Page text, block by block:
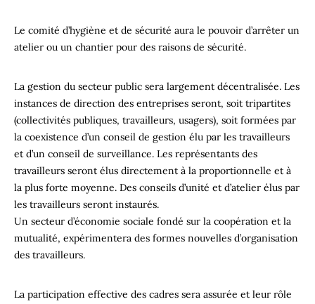
Le comité d’hygiène et de sécurité aura le pouvoir d’arrêter un
atelier ou un chantier pour des raisons de sécurité.
La gestion du secteur public sera largement décentralisée. Les
instances de direction des entreprises seront, soit tripartites
(collectivités publiques, travailleurs, usagers), soit formées par
la coexistence d’un conseil de gestion élu par les travailleurs
et d’un conseil de surveillance. Les représentants des
travailleurs seront élus directement à la proportionnelle et à
la plus forte moyenne. Des conseils d’unité et d’atelier élus par
les travailleurs seront instaurés.
Un secteur d’économie sociale fondé sur la coopération et la
mutualité, expérimentera des formes nouvelles d’organisation
des travailleurs.
La participation effective des cadres sera assurée et leur rôle